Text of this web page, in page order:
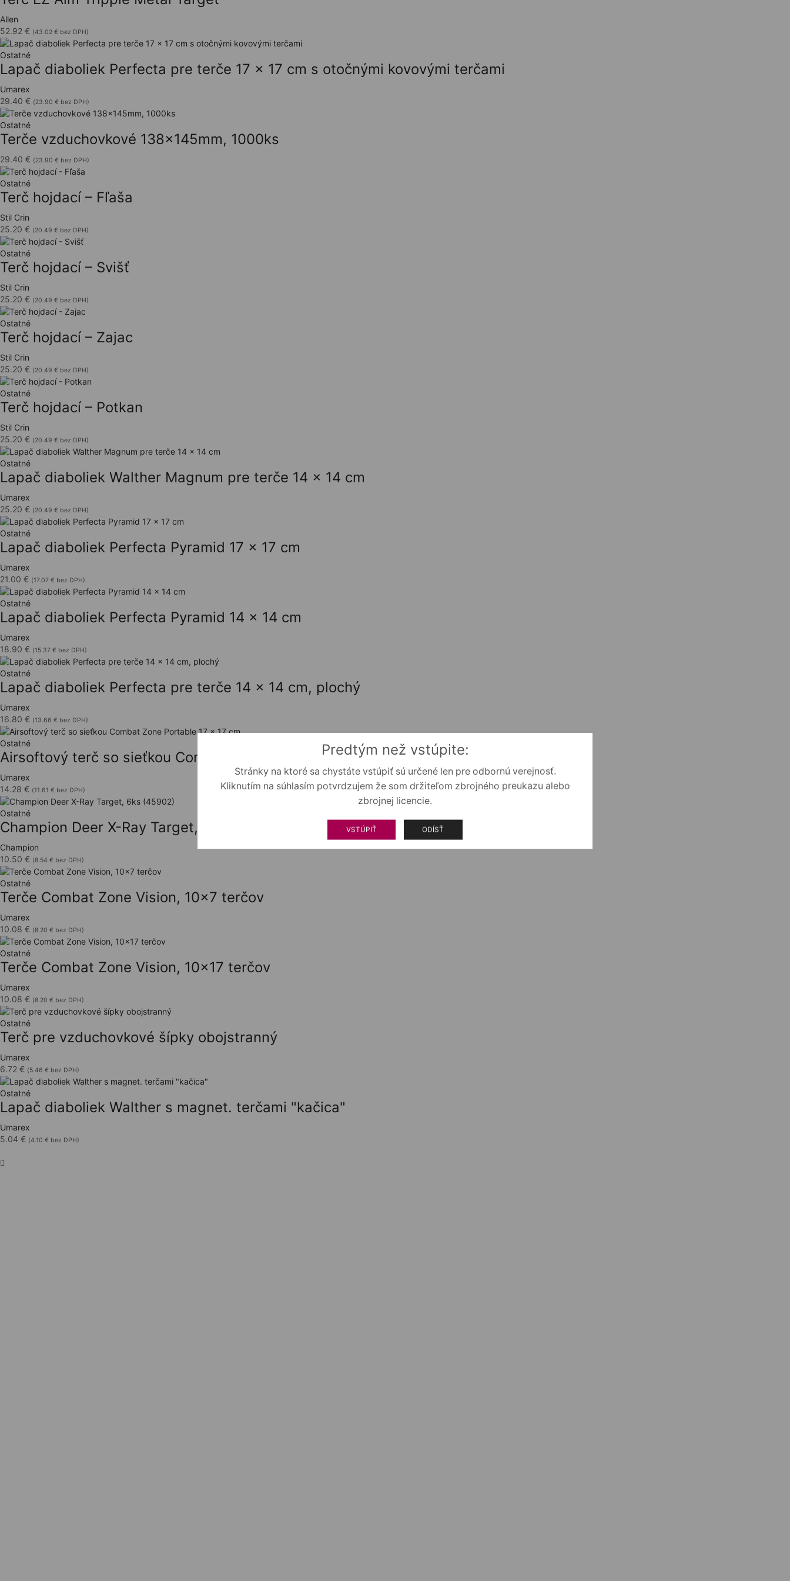
Predtým než vstúpite:
Stránky na ktoré sa chystáte vstúpiť sú určené len pre odbornú verejnosť.
Kliknutím na súhlasím potvrdzujem že som držiteľom zbrojného preukazu alebo
zbrojnej licencie.
VSTÚPIŤ ODÍSŤ
Allen
52.92 € (43.02 € bez DPH)
Ostatné
Lapač diaboliek Perfecta pre terče 17 x 17 cm s otočnými kovovými terčami
Umarex
29.40 € (23.90 € bez DPH)
Ostatné
Terče vzduchovkové 138x145mm, 1000ks
29.40 € (23.90 € bez DPH)
Ostatné
Terč hojdací – Fľaša
Stil Crin
25.20 € (20.49 € bez DPH)
Ostatné
Terč hojdací – Svišť
Stil Crin
25.20 € (20.49 € bez DPH)
Ostatné
Terč hojdací – Zajac
Stil Crin
25.20 € (20.49 € bez DPH)
Ostatné
Terč hojdací – Potkan
Stil Crin
25.20 € (20.49 € bez DPH)
Ostatné
Lapač diaboliek Walther Magnum pre terče 14 x 14 cm
Umarex
25.20 € (20.49 € bez DPH)
Ostatné
Lapač diaboliek Perfecta Pyramid 17 x 17 cm
Umarex
21.00 € (17.07 € bez DPH)
Ostatné
Lapač diaboliek Perfecta Pyramid 14 x 14 cm
Umarex
18.90 € (15.37 € bez DPH)
Ostatné
Lapač diaboliek Perfecta pre terče 14 x 14 cm, plochý
Umarex
16.80 € (13.66 € bez DPH)
Ostatné
Airsoftový terč so sieťkou Combat Zone Portable 17 x 17 cm
Umarex
14.28 € (11.61 € bez DPH)
Ostatné
Champion Deer X-Ray Target, 6ks (45902)
Champion
10.50 € (8.54 € bez DPH)
Ostatné
Terče Combat Zone Vision, 10×7 terčov
Umarex
10.08 € (8.20 € bez DPH)
Ostatné
Terče Combat Zone Vision, 10×17 terčov
Umarex
10.08 € (8.20 € bez DPH)
Ostatné
Terč pre vzduchovkové šípky obojstranný
Umarex
6.72 € (5.46 € bez DPH)
Ostatné
Lapač diaboliek Walther s magnet. terčami "kačica"
Umarex
5.04 € (4.10 € bez DPH)